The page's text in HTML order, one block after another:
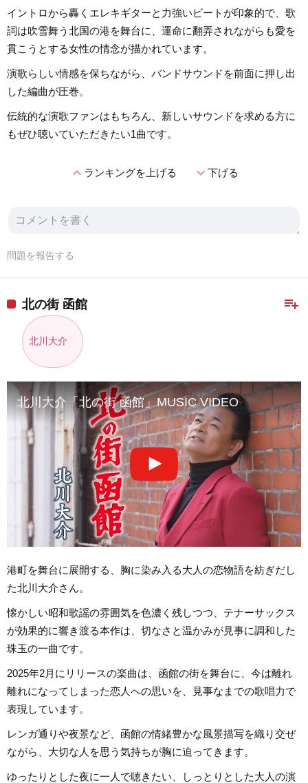
イントロから轟くエレキギターと力強いビートが印象的で、歌
詞は吹雪舞う北国の港を舞台に、運命に翻弄されながらも愛を
貫こうとする女性の情念が描かれています。
演歌らしい情感を保ちながら、バンドサウンドを前面に押し出
した編曲が圧巻。
伝統的な演歌ファンはもちろん、新しいサウンドを求める方に
もぜひ聴いていただきたい1曲です。
expand_lessランキングを上げる expand_more下げる
問題を報告する
playlist_add
北の街 函館
北川大介
北川大介「北の街 函館」MUSIC VIDEO
港町を舞台に展開する、胸に染み入る大人の恋物語を紡ぎだし
た北川大介さん。
懐かしい昭和歌謡の雰囲気を色濃く残しつつ、テナーサックス
が効果的に響き渡る本作は、切なさと温かみが見事に調和した
珠玉の一曲です。
2025年2月にリリースの楽曲は、函館の街を舞台に、今は離れ
離れになってしまった恋人への思いを、見事なまでの歌唱力で
表現しています。
レンガ通りや夜景など、函館の情緒豊かな風景描写を織り交ぜ
ながら、大切な人を思う気持ちが胸に迫ってきます。
ゆったりとした夜に一人で聴きたい、しっとりとした大人の演